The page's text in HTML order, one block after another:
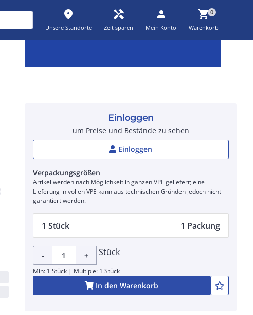
place
Unsere Standorte
handyman
Zeit sparen
person
Mein Konto
shopping_cart0
Warenkorb
Einloggen
um Preise und Bestände zu sehen
Einloggen
Verpackungsgrößen
Artikel werden nach Möglichkeit in ganzen VPE geliefert; eine
Lieferung in vollen VPE kann aus technischen Gründen jedoch nicht
garantiert werden.
1 Stück 1 Packung
- + Stück
Min: 1 Stück | Multiple: 1 Stück
In den Warenkorb